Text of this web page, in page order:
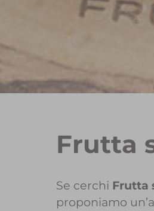
Frutta
Se cerchi Frutta
proponiamo